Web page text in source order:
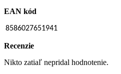
EAN kód
8586027651941
Recenzie
Nikto zatiaľ nepridal hodnotenie.